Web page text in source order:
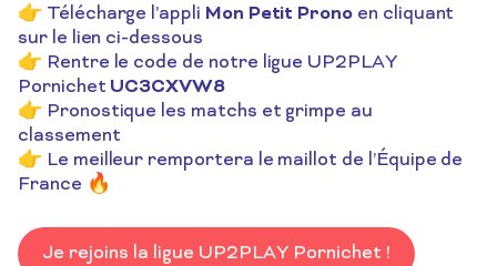
👉 Télécharge l’appli Mon Petit Prono en cliquant
sur le lien ci-dessous
👉 Rentre le code de notre ligue UP2PLAY
Pornichet UC3CXVW8
👉 Pronostique les matchs et grimpe au
classement
👉 Le meilleur remportera le maillot de l’Équipe de
France 🔥
Je rejoins la ligue UP2PLAY Pornichet !